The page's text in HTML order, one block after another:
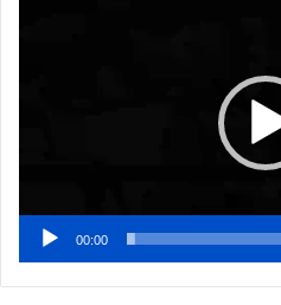
00:00